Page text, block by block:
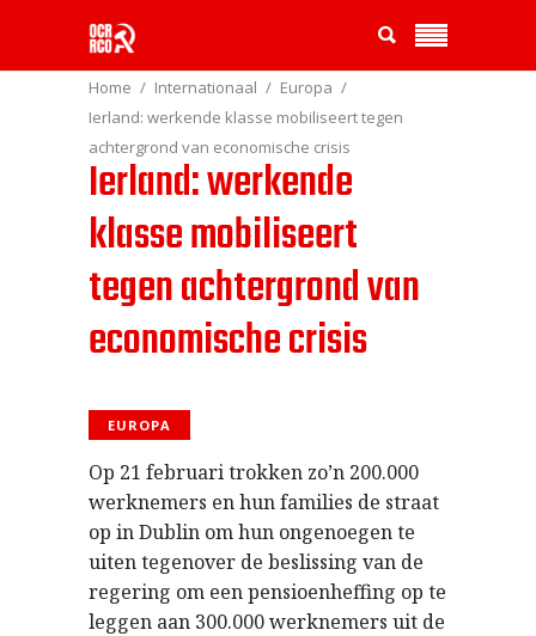
Home Internationaal
Europa
Ierland: werkende klasse mobiliseert tegen
achtergrond van economische crisis
Ierland: werkende
klasse mobiliseert
tegen achtergrond van
economische crisis
EUROPA
Op 21 februari trokken zo’n 200.000
werknemers en hun families de straat
op in Dublin om hun ongenoegen te
uiten tegenover de beslissing van de
regering om een pensioenheffing op te
leggen aan 300.000 werknemers uit de